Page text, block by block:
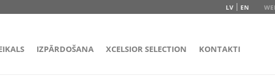
LV EN
IZPĀRDOŠANA XCELSIOR SELECTION KONTAKTI